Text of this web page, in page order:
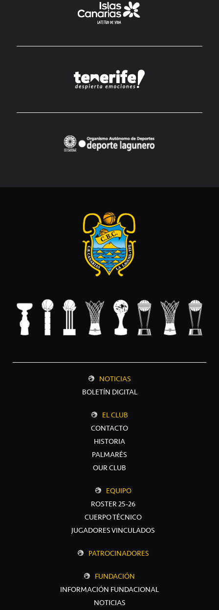
NOTICIAS
BOLETÍN DIGITAL
EL CLUB
CONTACTO
HISTORIA
PALMARÉS
OUR CLUB
EQUIPO
ROSTER 25-26
CUERPO TÉCNICO
JUGADORES VINCULADOS
PATROCINADORES
FUNDACIÓN
INFORMACIÓN FUNDACIONAL
NOTICIAS